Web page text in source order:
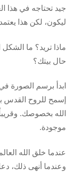
جيد تحتاجه في هذا
ليكون، لكن هذا
ماذا تريد؟ ما
حال بيتك؟
ابدأ برسم الصورة
إسمح للروح القدس
الله بخصوصك.
موجودة.
عندما خلق الله
وعندما أنهى ذلك،